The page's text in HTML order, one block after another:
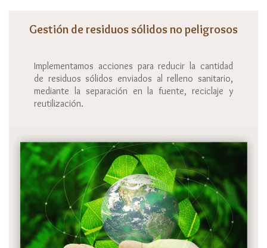
Gestión de residuos sólidos no peligrosos
Implementamos acciones para reducir la cantidad
de residuos sólidos enviados al relleno sanitario,
mediante la separación en la fuente, reciclaje y
reutilización.